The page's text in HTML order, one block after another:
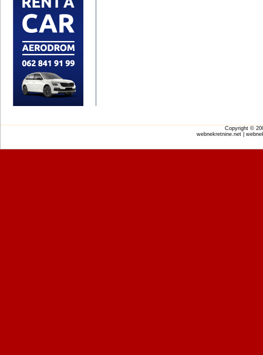
Copyright ©
webnekretnine.net |